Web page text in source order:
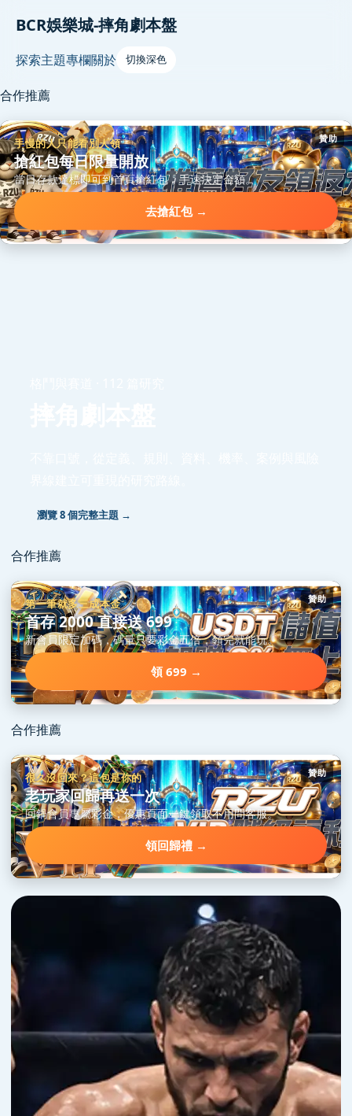
BCR娛樂城-摔角劇本盤
探索主題專欄關於 切換深色
合作推薦
贊助
手慢的人只能看別人領
搶紅包每日限量開放
當日存款達標即可到首頁搶紅包，手速決定金額。
去搶紅包 →
瀏覽 8 個完整主題 →
合作推薦
贊助
第一筆就多三成本金
首存 2000 直接送 699
新會員限定加碼，碼量只要彩金五倍，領完就能玩。
領 699 →
合作推薦
贊助
很久沒回來？這包是你的
老玩家回歸再送一次
回鍋會員專屬彩金，優惠頁面一鍵領取不用問客服。
領回歸禮 →